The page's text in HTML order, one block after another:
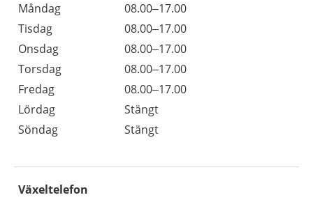
Måndag
08.00–17.00
Tisdag
08.00–17.00
Onsdag
08.00–17.00
Torsdag
08.00–17.00
Fredag
08.00–17.00
Lördag
Stängt
Söndag
Stängt
Växeltelefon